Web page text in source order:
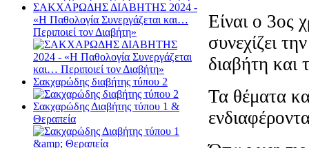
Είναι ο 3ος
συνεχίζει
διαβήτη και
Τα θέματα
ΣΑΚΧΑΡΩΔΗΣ ΔΙΑΒΗΤΗΣ 2024 -
«Η Παθολογία Συνεργάζεται και…
Περιποιεί τον Διαβήτη»
Σακχαρώδης διαβήτης τύπου 2
Σακχαρώδης Διαβήτης τύπου 1 &
Θεραπεία